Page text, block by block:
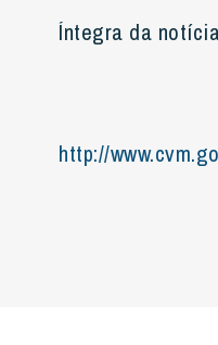
Íntegra da
http://